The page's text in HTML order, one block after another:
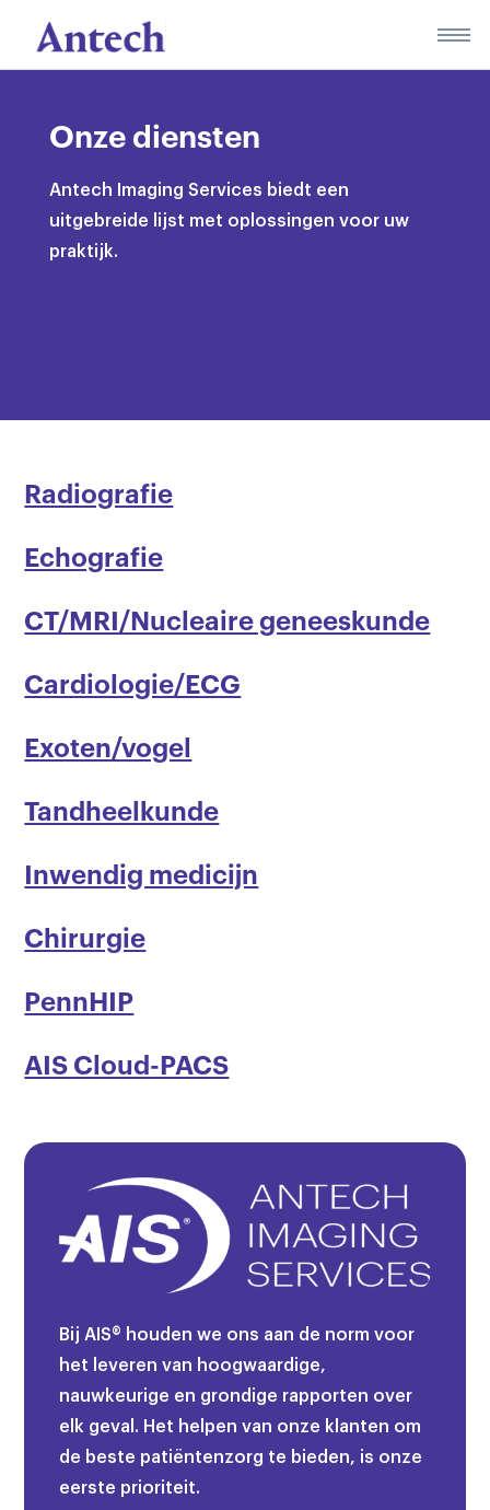
content
Onze diensten
Antech Imaging Services biedt een
uitgebreide lijst met oplossingen voor uw
praktijk.
Radiografie
Echografie
CT/MRI/Nucleaire geneeskunde
Cardiologie/ECG
Exoten/vogel
Tandheelkunde
Inwendig medicijn
Chirurgie
PennHIP
AIS Cloud-PACS
BijAIS® houden we ons aan de norm voor
het leveren van hoogwaardige,
nauwkeurige en grondige rapporten over
elk geval. Het helpen van onze klanten om
de beste patiëntenzorg te bieden, is onze
eerste prioriteit.